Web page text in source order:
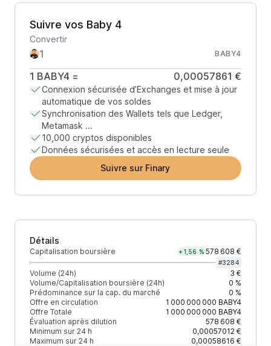
Suivre vos Baby 4
Convertir
BABY4
1 BABY4 = 0,00057861 €
Connexion sécurisée d’Exchanges et mise à jour
automatique de vos soldes
Synchronisation des Wallets tels que Ledger,
Metamask ...
10,000 cryptos disponibles
Données sécurisées et accès en lecture seule
Suivre sur Finary
Détails
Capitalisation boursière +1,56 % 578 608 €
#3284
Volume (24h)
3 €
Volume/Capitalisation boursière (24h)
0 %
Prédominance sur la cap. du marché
0 %
Offre en circulation
1 000 000 000 BABY4
Offre Totale
1 000 000 000 BABY4
Évaluation après dilution
578 608 €
Minimum sur 24 h
0,00057012 €
Maximum sur 24 h
0,00058616 €